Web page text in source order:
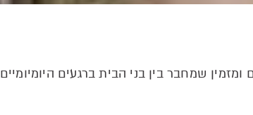
שמחבר בין בני הבית ברגעים היומיומיים